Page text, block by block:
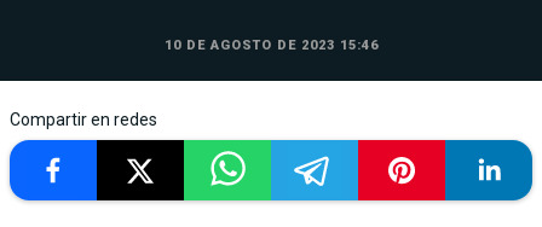
10 DE AGOSTO DE 2023 15:46
Compartir en redes